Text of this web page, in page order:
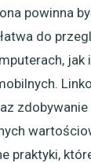
powinna
do
jak i
praktyki,